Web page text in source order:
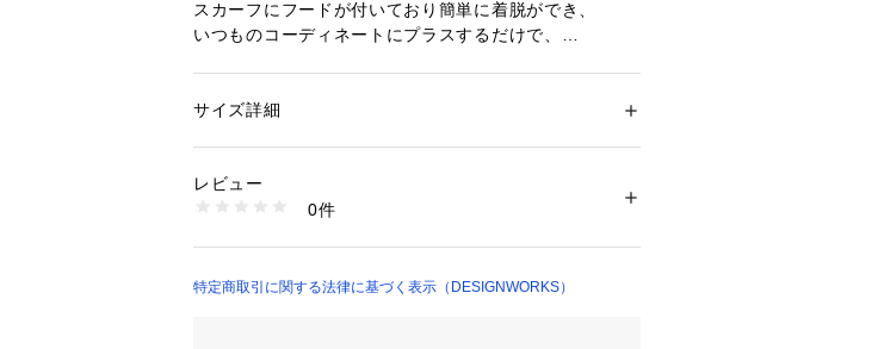
スカーフにフードが付いており簡単に着脱ができ、
いつものコーディネートにプラスするだけで、
程よい高級感のあるシルク素材とレイヤードし易い厚み
フードを被らずスカーフの様にお使い頂くだけで
性別：レディース
生産国：日本
1096900007629
サイズ詳細
レビュー
0件
特定商取引に関する法律に基づく表示（DESIGNWORKS）